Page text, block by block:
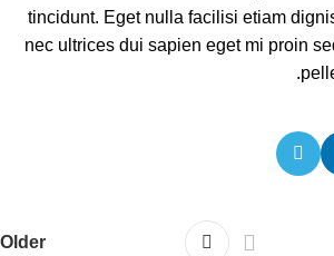
tincidunt. Eget nulla facilisi etiam
nec ultrices dui sapien eget mi proin
Older